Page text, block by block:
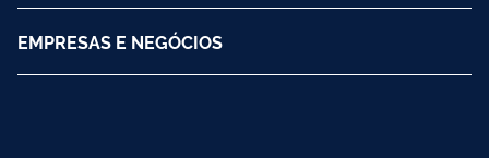
EMPRESAS E NEGÓCIOS